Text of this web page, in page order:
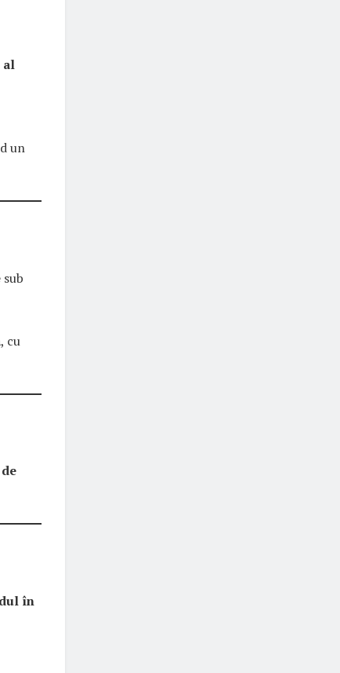
al
un
sub
, cu
în